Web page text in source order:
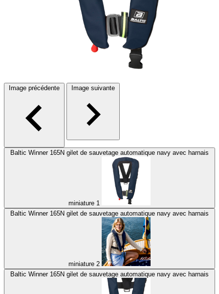
Image précédente Image suivante
Baltic Winner 165N gilet de sauvetage automatique navy avec harnais
miniature 1
Baltic Winner 165N gilet de sauvetage automatique navy avec harnais
miniature 2
Baltic Winner 165N gilet de sauvetage automatique navy avec harnais